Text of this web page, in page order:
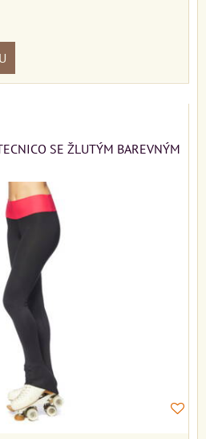
SE ŽLUTÝM BAREVNÝM